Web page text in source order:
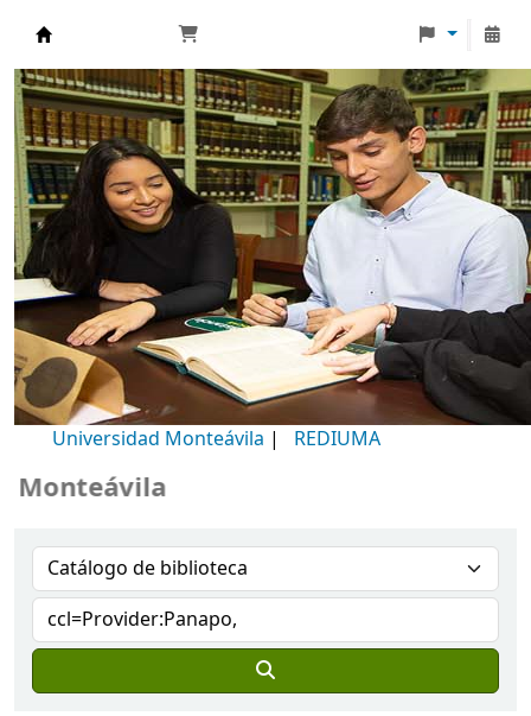
Biblioteca Universidad Monteávila
Universidad Monteávila | REDIUMA